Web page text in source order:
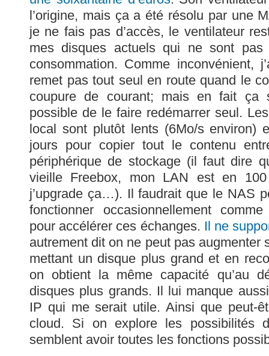
l’origine, mais ça a été résolu par une
je ne fais pas d’accès, le ventilateur
mes disques actuels qui ne sont pas
consommation. Comme inconvénient,
remet pas tout seul en route quand le
coupure de courant; mais en fait ça
possible de le faire redémarrer seul.
local sont plutôt lents (6Mo/s environ)
jours pour copier tout le contenu
périphérique de stockage (il faut dire
vieille Freebox, mon LAN est en
j’upgrade ça…). Il faudrait que le NAS
fonctionner occasionnellement
pour accélérer ces échanges. Il ne
autrement dit on ne peut pas augmenter
mettant un disque plus grand et en
on obtient la même capacité qu’au
disques plus grands. Il lui manque
IP qui me serait utile. Ainsi que peut-
cloud. Si on explore les possibilités
semblent avoir toutes les fonctions